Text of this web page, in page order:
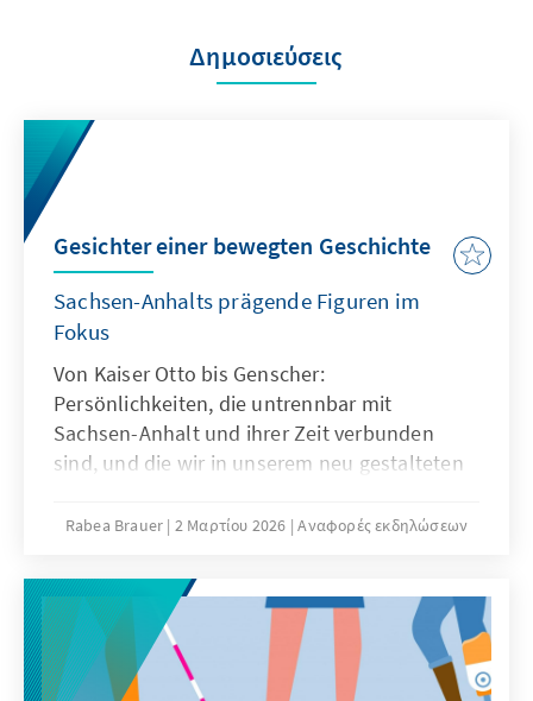
Δημοσιεύσεις
Gesichter einer bewegten Geschichte
Sachsen-Anhalts prägende Figuren im
Fokus
Von Kaiser Otto bis Genscher:
Persönlichkeiten, die untrennbar mit
Sachsen-Anhalt und ihrer Zeit verbunden
sind, und die wir in unserem neu gestalteten
Rabea Brauer 2 Μαρτίου 2026 Αναφορές εκδηλώσεων